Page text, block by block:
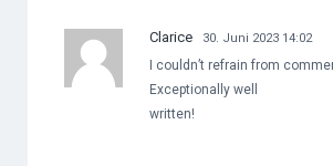
Clarice 30. Juni 2023 14:02
I couldn’t refrain from
Exceptionally well
written!